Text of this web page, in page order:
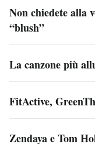
Non chiedete alla
“blush”
La canzone più
FitActive,
Zendaya e Tom